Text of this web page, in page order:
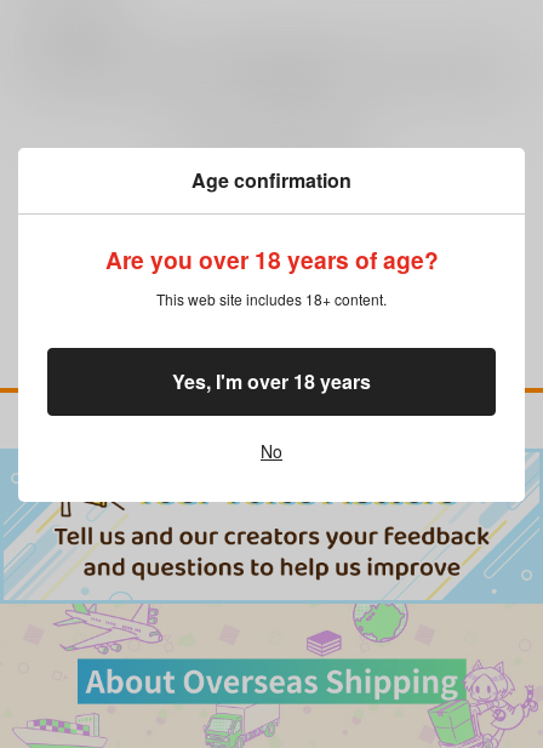
Age confirmation
Are you over 18 years of age?
This web site includes 18+ content.
No
Yes, I'm over 18 years